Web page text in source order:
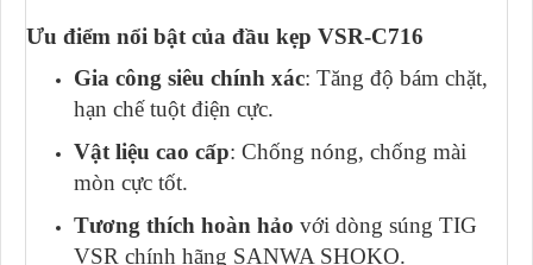
Ưu điểm nổi bật của đầu kẹp VSR-C716
Gia công siêu chính xác: Tăng độ bám chặt,
hạn chế tuột điện cực.
Vật liệu cao cấp: Chống nóng, chống mài
mòn cực tốt.
Tương thích hoàn hảo với dòng súng TIG
VSR chính hãng SANWA SHOKO.